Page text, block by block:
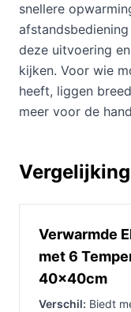
snellere
deze uitvoering
kijken. Voor wie
heeft, liggen
meer voor de
Verwarmde
met 6
40x40cm
Verschil: Biedt